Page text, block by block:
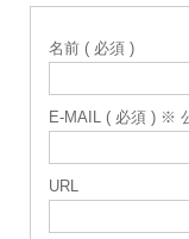
名前 ( 必須 )
E-MAIL ( 必須 ) ※
URL